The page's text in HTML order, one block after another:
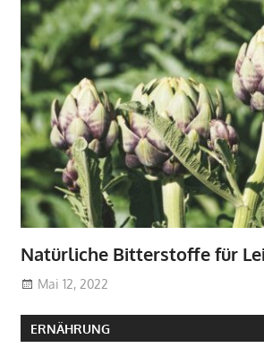
Natürliche Bitterstoffe für
Mai 12, 2022
ERNÄHRUNG